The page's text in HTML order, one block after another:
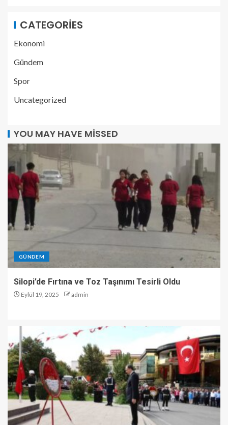
CATEGORIES
Ekonomi
Gündem
Spor
Uncategorized
YOU MAY HAVE MISSED
GÜNDEM
Silopi’de Fırtına ve Toz Taşınımı Tesirli Oldu
Eylül 19, 2025 admin